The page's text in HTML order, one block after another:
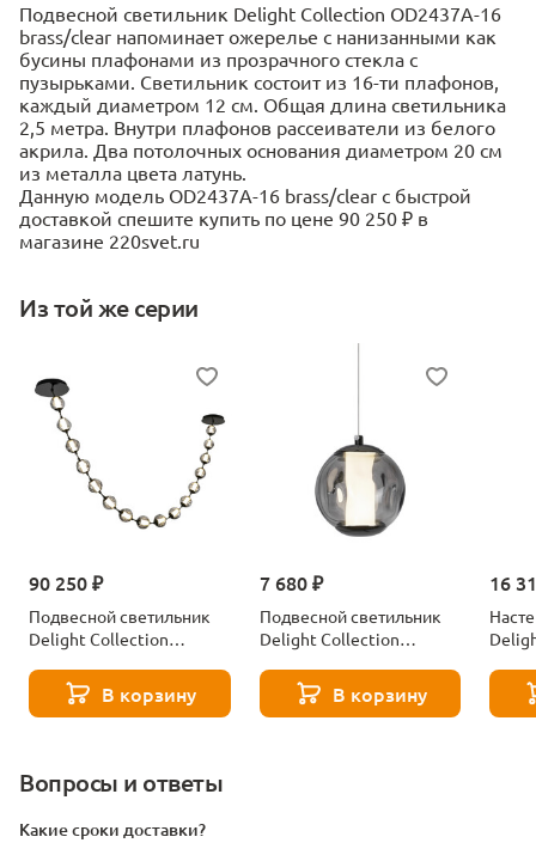
Подвесной светильник Delight Collection OD2437A-16
brass/clear напоминает ожерелье с нанизанными как
бусины плафонами из прозрачного стекла с
пузырьками. Светильник состоит из 16-ти плафонов,
каждый диаметром 12 см. Общая длина светильника
2,5 метра. Внутри плафонов рассеиватели из белого
акрила. Два потолочных основания диаметром 20 см
из металла цвета латунь.
Данную модель OD2437A-16 brass/clear с быстрой
доставкой спешите купить по цене 90 250 ₽ в
магазине 220svet.ru
Из той же серии
90 250 ₽
Подвесной светильник
Delight Collection
black/smokeВ корзину
7 680 ₽
Подвесной светильник
Delight Collection
black/smokeВ корзину
16
Вопросы и ответы
Какие сроки доставки?